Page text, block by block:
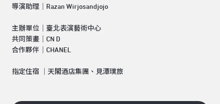
導演助理｜Razan Wirjosandjojo
主辦單位｜臺北表演藝術中心
共同策畫｜CN D
合作夥伴｜CHANEL
指定住宿 ｜天閣酒店集團、見潭璞旅